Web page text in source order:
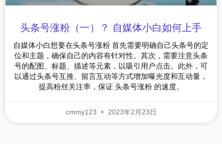
头条号涨粉（一）？ 自媒体小白如何上手
自媒体小白想要在头条号涨粉 首先需要明确自己头条号的定
位和主题，确保自己的内容有针对性。其次，需要注意头条
号的配图、标题、描述等元素，以吸引用户点击。此外，可
以通过头条号互推、留言互动等方式增加曝光度和互动量，
提高粉丝关注率，保证 头条号涨粉 的速度。
cmmy123 2023年2月23日